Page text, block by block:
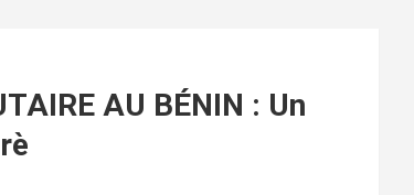
AU BÉNIN : Un